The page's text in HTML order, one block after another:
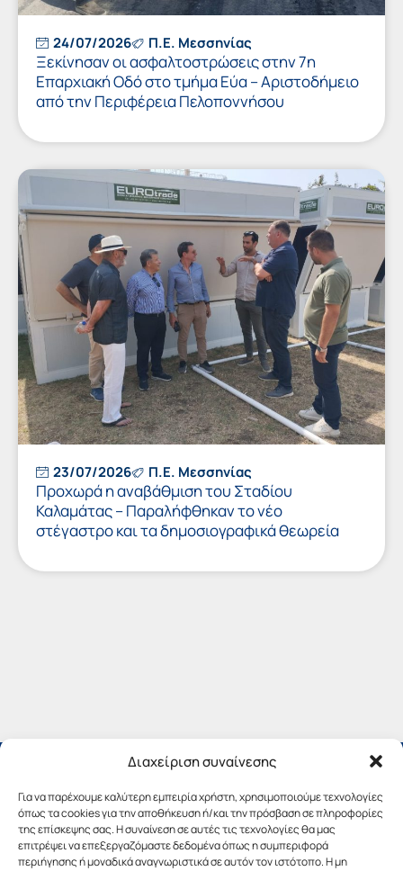
Διαχείριση συναίνεσης
Για να παρέχουμε καλύτερη εμπειρία χρήστη, χρησιμοποιούμε τεχνολογίες
όπως τα cookies για την αποθήκευση ή/και την πρόσβαση σε πληροφορίες
της επίσκεψης σας. Η συναίνεση σε αυτές τις τεχνολογίες θα μας
επιτρέψει να επεξεργαζόμαστε δεδομένα όπως η συμπεριφορά
περιήγησης ή μοναδικά αναγνωριστικά σε αυτόν τον ιστότοπο. Η μη
24/07/2026 Π.Ε. Μεσσηνίας
Ξεκίνησαν οι ασφαλτοστρώσεις στην 7η
Επαρχιακή Οδό στο τμήμα Εύα – Αριστοδήμειο
από την Περιφέρεια Πελοποννήσου
23/07/2026 Π.Ε. Μεσσηνίας
Προχωρά η αναβάθμιση του Σταδίου
Καλαμάτας – Παραλήφθηκαν το νέο
στέγαστρο και τα δημοσιογραφικά θεωρεία